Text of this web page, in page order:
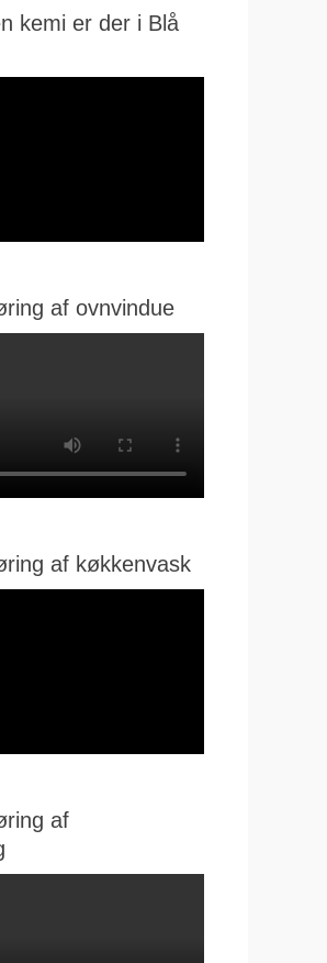
kemi er der i Blå
af ovnvindue
af køkkenvask
af